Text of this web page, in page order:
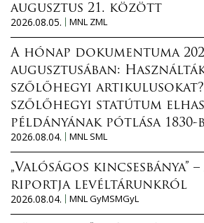
augusztus 21. között
2026.08.05.
MNL ZML
A hónap dokumentuma
augusztusában:
szőlőhegyi artikulusokat?
szőlőhegyi statútum
példányának pótlása
2026.08.04.
MNL SML
„Valóságos kincsesbánya” –
riportja levéltárunkról
2026.08.04.
MNL GyMSMGyL